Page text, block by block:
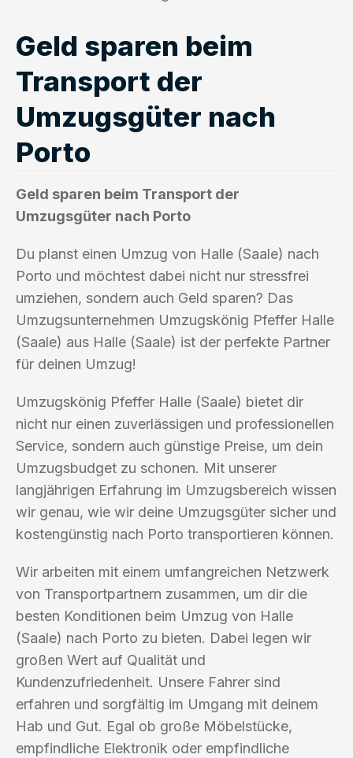
Geld sparen beim
Transport der
Umzugsgüter nach
Porto
Geld sparen beim Transport der
Umzugsgüter nach Porto
Du planst einen Umzug von Halle (Saale) nach
Porto und möchtest dabei nicht nur stressfrei
umziehen, sondern auch Geld sparen? Das
Umzugsunternehmen Umzugskönig Pfeffer Halle
(Saale) aus Halle (Saale) ist der perfekte Partner
für deinen Umzug!
Umzugskönig Pfeffer Halle (Saale) bietet dir
nicht nur einen zuverlässigen und professionellen
Service, sondern auch günstige Preise, um dein
Umzugsbudget zu schonen. Mit unserer
langjährigen Erfahrung im Umzugsbereich wissen
wir genau, wie wir deine Umzugsgüter sicher und
kostengünstig nach Porto transportieren können.
Wir arbeiten mit einem umfangreichen Netzwerk
von Transportpartnern zusammen, um dir die
besten Konditionen beim Umzug von Halle
(Saale) nach Porto zu bieten. Dabei legen wir
großen Wert auf Qualität und
Kundenzufriedenheit. Unsere Fahrer sind
erfahren und sorgfältig im Umgang mit deinem
Hab und Gut. Egal ob große Möbelstücke,
empfindliche Elektronik oder empfindliche